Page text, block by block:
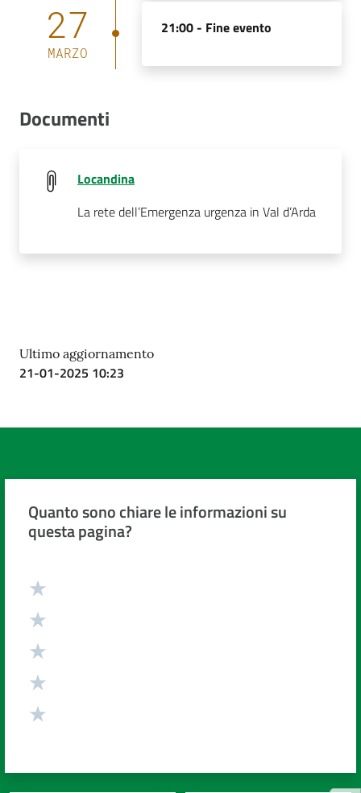
27
MARZO
21:00 - Fine evento
Documenti
Locandina
La rete dell’Emergenza urgenza in Val d’Arda
Ultimo aggiornamento
21-01-2025 10:23
Quanto sono chiare le informazioni su
questa pagina?